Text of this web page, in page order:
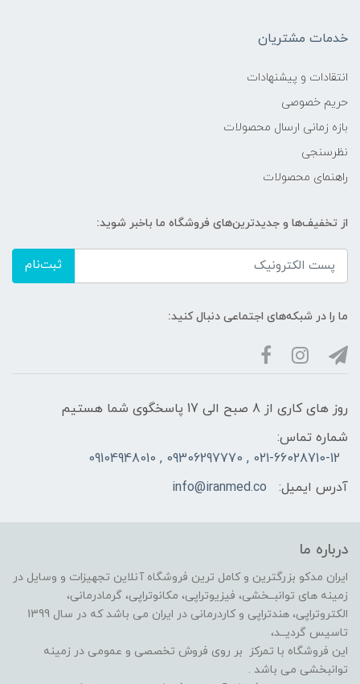
خدمات مشتریان
انتقادات و پیشنهادات
حریم خصوصی
بازه زمانی ارسال محصولات
نظرسنجی
راهنمای محصولات
از تخفیف‌ها و جدیدترین‌های فروشگاه ما باخبر شوید:
ثبت‌نام
ما را در شبکه‌های اجتماعی دنبال کنید:
روز های کاری از 8 صبح الی 17 پاسخگوی شما هستیم
شماره تماس:
021-66028710-12 , 09306297770 , 09104948010
آدرس ایمیل:
info@iranmed.co
درباره ما
ایران مدکو بزرگترین و کامل ترین فروشگاه آنلاین تجهیزات و وسایل در
زمینه های توانبــخشی، فیزیوتراپی، مکانوتراپی، گرمادرمانی،
الکتروتراپی، هندتراپی و کاردرمانی در ایران می باشد که در سال 1399
تاسیس گردیــد،
این فروشگاه با تمرکز بر روی فروش تخصصی و عمومی در زمینه
توانبخشی می باشد .